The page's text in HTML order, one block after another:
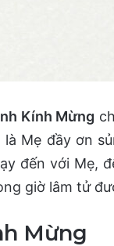
Kính Mừng
là Mẹ đầy ơn
đến với Mẹ,
giờ lâm tử
Mừng